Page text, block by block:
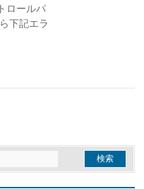
ロールパ
下記エラ